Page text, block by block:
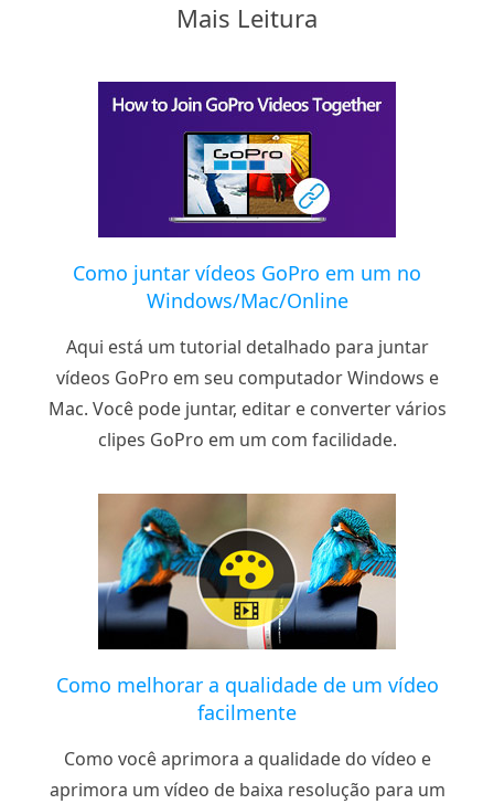
Mais Leitura
Como juntar vídeos GoPro em um no
Windows/Mac/Online
Aqui está um tutorial detalhado para juntar
vídeos GoPro em seu computador Windows e
Mac. Você pode juntar, editar e converter vários
clipes GoPro em um com facilidade.
Como melhorar a qualidade de um vídeo
facilmente
Como você aprimora a qualidade do vídeo e
aprimora um vídeo de baixa resolução para um